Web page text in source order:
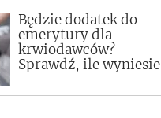
Będzie dodatek do
emerytury dla
krwiodawców?
Sprawdź, ile wyniesie